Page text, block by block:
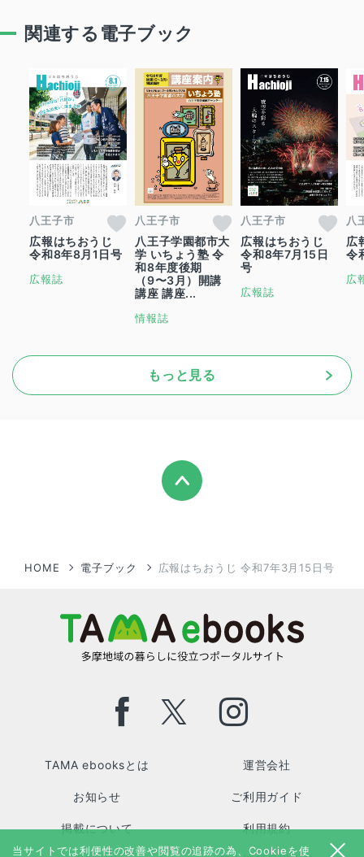
関連する電子ブック
八王子市
広報はちおうじ
令和8年8月1日号
広報誌
八王子市
八王子学園都市大
学 いちょう塾 令
和8年度後期
（9〜3月）開講
講座 講座...
情報誌
八王子市
広報はちおうじ
令和8年7月15日
号
広報誌
八
広
令
広
もっと見る
HOME 電子ブック 広報はちおうじ 令和7年3月15日号
TAMA ebooksとは 運営会社
お知らせ ご利用ガイド
掲載について 利用規約
当サイトでは利便性の改善や閲覧の追跡の為、Cookieを使